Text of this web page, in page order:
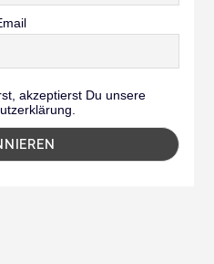
akzeptierst Du unsere